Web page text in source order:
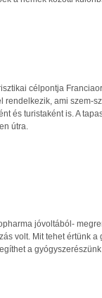
célpontja
rendelkezik, ami szem-
és turistaként is. A
útra.
jóvoltából-
volt. Mit tehet értünk
a